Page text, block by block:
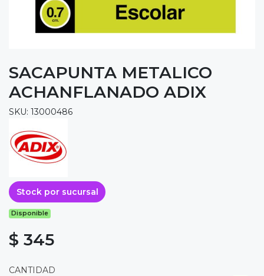
SACAPUNTA METALICO
ACHANFLANADO ADIX
SKU: 13000486
Stock por sucursal
Disponible
$ 345
CANTIDAD